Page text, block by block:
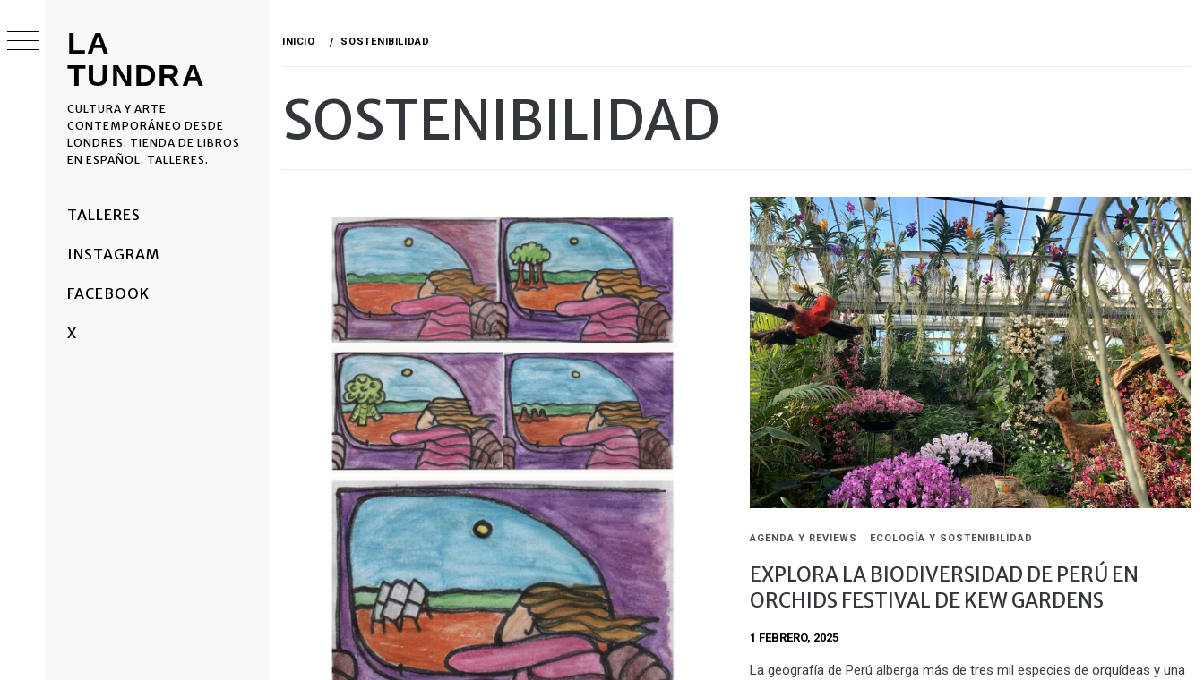
LA
TUNDRA
CULTURA Y ARTE
CONTEMPORÁNEO DESDE
LONDRES. TIENDA DE LIBROS
EN ESPAÑOL. TALLERES.
principal
TALLERES
INSTAGRAM
FACEBOOK
X
al
contenido
INICIO SOSTENIBILIDAD
SOSTENIBILIDAD
AGENDA Y REVIEWS ECOLOGÍA Y SOSTENIBILIDAD
EXPLORA LA BIODIVERSIDAD DE PERÚ EN
ORCHIDS FESTIVAL DE KEW GARDENS
1 FEBRERO, 2025
La geografía de Perú alberga más de tres mil especies de orquídeas y una